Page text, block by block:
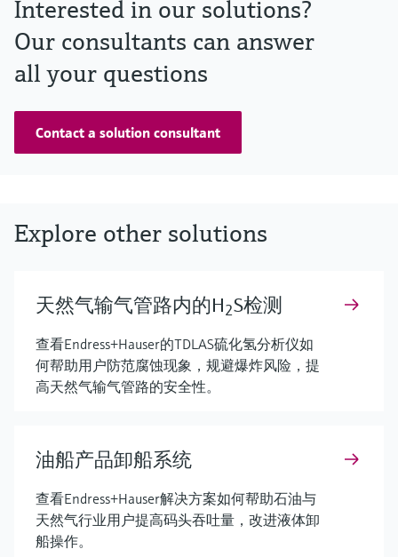
Interested in our solutions?
Our consultants can answer
all your questions
Contact a solution consultant
Explore other solutions
天然气输气管路内的H2S检测
查看Endress+Hauser的TDLAS硫化氢分析仪如
何帮助用户防范腐蚀现象，规避爆炸风险，提
高天然气输气管路的安全性。
油船产品卸船系统
查看Endress+Hauser解决方案如何帮助石油与
天然气行业用户提高码头吞吐量，改进液体卸
船操作。